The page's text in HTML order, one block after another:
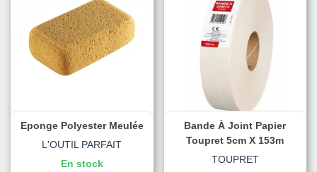
Eponge Polyester Meulée
L'OUTIL PARFAIT
En stock
Bande À Joint Papier
Toupret 5cm X 153m
TOUPRET